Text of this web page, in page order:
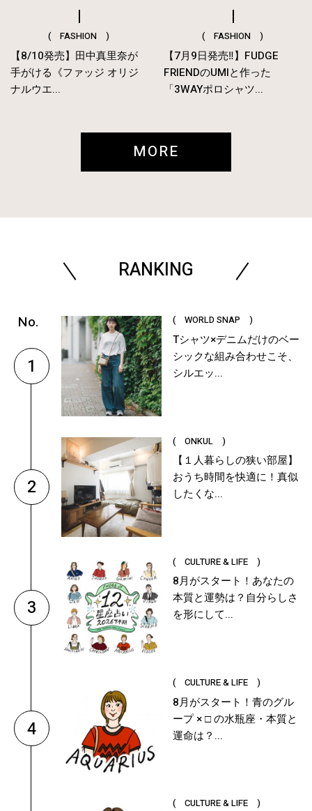
( FASHION )
【8/10発売】田中真里奈が
手がける《ファッジ オリジ
ナルウエ...
( FASHION )
【7月9日発売‼︎】FUDGE
FRIENDのUMIと作った
「3WAYポロシャツ...
MORE
RANKING
1
( WORLD SNAP )
Tシャツ×デニムだけのベー
シックな組み合わせこそ、
シルエッ...
2
( ONKUL )
【１人暮らしの狭い部屋】
おうち時間を快適に！真似
したくな...
3
( CULTURE & LIFE )
8月がスタート！あなたの
本質と運勢は？自分らしさ
を形にして...
4
( CULTURE & LIFE )
8月がスタート！青のグル
ープ × □ の水瓶座・本質と
運命は？...
( CULTURE & LIFE )